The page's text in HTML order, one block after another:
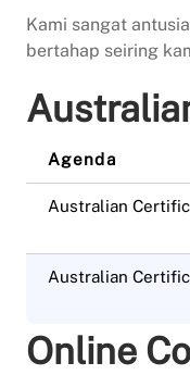
Kami sangat
bertahap seiring
Agenda
Australian
Australian
Online